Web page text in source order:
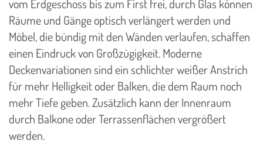
vom Erdgeschoss bis zum First frei, durch Glas können
Räume und Gänge optisch verlängert werden und
Möbel, die bündig mit den Wänden verlaufen, schaffen
einen Eindruck von Großzügigkeit. Moderne
Deckenvariationen sind ein schlichter weißer Anstrich
für mehr Helligkeit oder Balken, die dem Raum noch
mehr Tiefe geben. Zusätzlich kann der Innenraum
durch Balkone oder Terrassenflächen vergrößert
werden.